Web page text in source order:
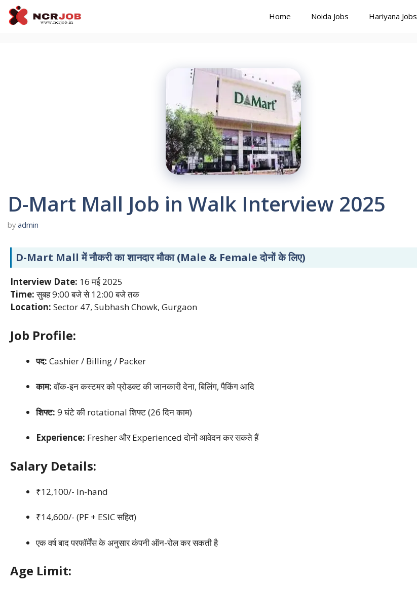
Skip
Home Noida Jobs Hariyana Jobs
D-Mart Mall Job in Walk Interview 2025
by admin
D-Mart Mall में नौकरी का शानदार मौका (Male & Female दोनों के लिए)
Interview Date: 16 मई 2025
Time:सुबह 9:00 बजे से 12:00 बजे तक
Location: Sector 47, Subhash Chowk, Gurgaon
Job Profile:
पद: Cashier / Billing / Packer
काम:वॉक-इन कस्टमर को प्रोडक्ट की जानकारी देना, बिलिंग, पैकिंग आदि
शिफ्ट: 9 घंटे की rotational शिफ्ट (26 दिन काम)
Experience: Fresher और Experienced दोनों आवेदन कर सकते हैं
Salary Details:
₹12,100/- In-hand
₹14,600/- (PF + ESIC सहित)
एक वर्ष बाद परफॉर्मेंस के अनुसार कंपनी ऑन-रोल कर सकती है
Age Limit: